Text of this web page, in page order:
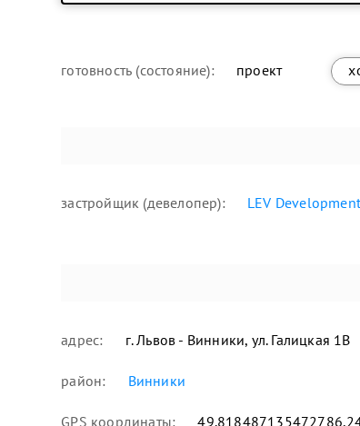
готовность (состояние): проект
застройщик (девелопер): LEV Development
адрес: г. Львов - Винники, ул. Галицкая 1В
район: Винники
GPS координаты: